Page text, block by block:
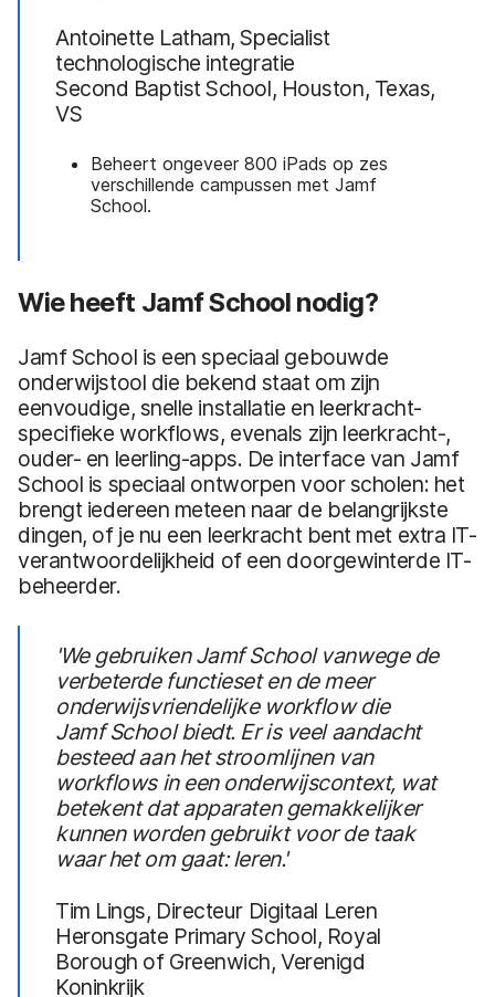
Antoinette Latham, Specialist
technologische integratie
Second Baptist School, Houston, Texas,
VS
Beheert ongeveer 800 iPads op zes
verschillende campussen met Jamf
School.
Wie heeft Jamf School nodig?
Jamf School is een speciaal gebouwde
onderwijstool die bekend staat om zijn
eenvoudige, snelle installatie en leerkracht-
specifieke workflows, evenals zijn leerkracht-,
ouder- en leerling-apps. De interface van Jamf
School is speciaal ontworpen voor scholen: het
brengt iedereen meteen naar de belangrijkste
dingen, of je nu een leerkracht bent met extra IT-
verantwoordelijkheid of een doorgewinterde IT-
beheerder.
'We gebruiken Jamf School vanwege de
verbeterde functieset en de meer
onderwijsvriendelijke workflow die
Jamf School biedt. Er is veel aandacht
besteed aan het stroomlijnen van
workflows in een onderwijscontext, wat
betekent dat apparaten gemakkelijker
kunnen worden gebruikt voor de taak
waar het om gaat: leren.'
Tim Lings, Directeur Digitaal Leren
Heronsgate Primary School, Royal
Borough of Greenwich, Verenigd
Koninkrijk